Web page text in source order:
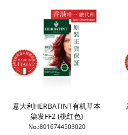
意大利HERBATINT有机草本
染发FF2 (桃红色)
No.:8016744503020